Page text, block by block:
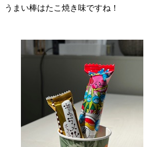
うまい棒はたこ焼き味ですね！